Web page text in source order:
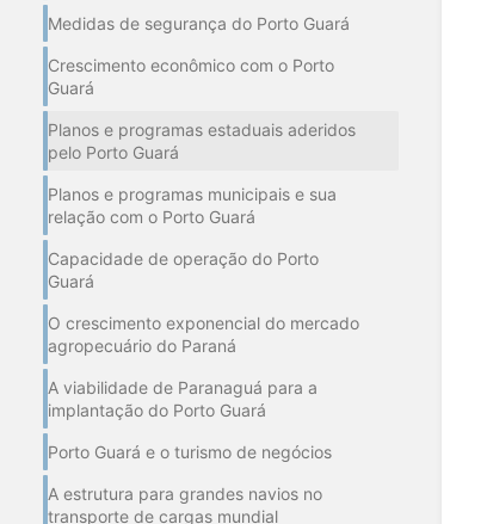
Medidas de segurança do Porto Guará
Crescimento econômico com o Porto
Guará
Planos e programas estaduais aderidos
pelo Porto Guará
Planos e programas municipais e sua
relação com o Porto Guará
Capacidade de operação do Porto
Guará
O crescimento exponencial do mercado
agropecuário do Paraná
A viabilidade de Paranaguá para a
implantação do Porto Guará
Porto Guará e o turismo de negócios
A estrutura para grandes navios no
transporte de cargas mundial